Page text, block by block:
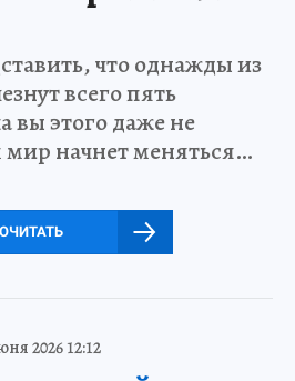
что однажды из
всего пять
вы этого даже не
мир начнет меняться…
2026 12:12